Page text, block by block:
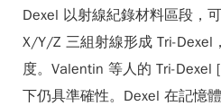
Dexel 以射線紀錄材料區段，
X/Y/Z 三組射線形成 Tri-Dexel
度。Valentin 等人的 Tri-
下仍具準確性。Dexel 在記憶